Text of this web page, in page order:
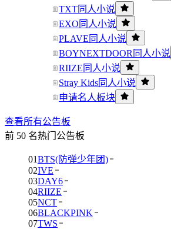
TXT同人小说
EXO同人小说
PLAVE同人小说
BOYNEXTDOOR同人小说
RIIZE同人小说
Stray Kids同人小说
申请名人板块
查看所有公告板
前 50 名热门公告板
01BTS(防弹少年团)
02IVE
03DAY6
04RIIZE
05NCT
06BLACKPINK
07TWS